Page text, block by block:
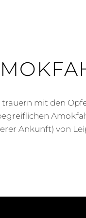
trauern mit den
Ankunft) von